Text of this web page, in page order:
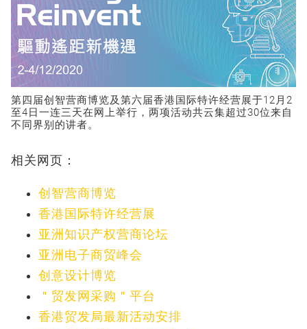
第四届创智营商博览及第六届香港国际特许经营展于12月2
至4日一连三天在网上举行，两项活动共云集超过30位来自
不同界别的讲者。
相关网页：
创智营商博览
香港国际特许经营展
亚洲知识产权营商论坛
亚洲电子商贸峰会
创意设计博览
＂贸发网采购＂平台
香港贸发局最新活动安排